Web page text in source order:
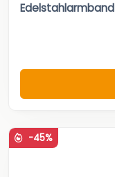
Edelstahlarmband
-45%